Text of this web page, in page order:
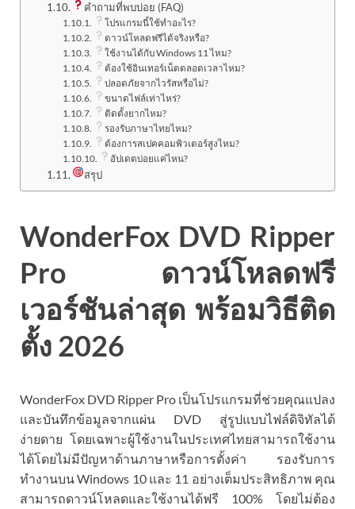
คำถามที่พบบ่อย (FAQ)
โปรแกรมนี้ใช้ทำอะไร?
ดาวน์โหลดฟรีได้จริงหรือ?
ใช้งานได้กับ Windows 11 ไหม?
ต้องใช้อินเทอร์เน็ตตลอดเวลาไหม?
ปลอดภัยจากไวรัสหรือไม่?
ขนาดไฟล์เท่าไหร่?
ติดตั้งยากไหม?
รองรับภาษาไทยไหม?
ต้องการสเปคคอมพิวเตอร์สูงไหม?
อัปเดตบ่อยแค่ไหน?
สรุป
WonderFox DVD Ripper
Pro ดาวน์โหลดฟรี
เวอร์ชันล่าสุด พร้อมวิธีติด
ตั้ง 2026
WonderFox DVD Ripper Pro เป็นโปรแกรมที่ช่วยคุณแปลง
และบันทึกข้อมูลจากแผ่น DVD สู่รูปแบบไฟล์ดิจิทัลได้
ง่ายดาย โดยเฉพาะผู้ใช้งานในประเทศไทยสามารถใช้งาน
ได้โดยไม่มีปัญหาด้านภาษาหรือการตั้งค่า รองรับการ
ทำงานบน Windows 10 และ 11 อย่างเต็มประสิทธิภาพ คุณ
สามารถดาวน์โหลดและใช้งานได้ฟรี 100% โดยไม่ต้อง